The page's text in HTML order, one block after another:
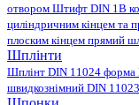
отвором Штифт DIN 1B
циліндричним кінцем та
плоским кінцем прямий
Шплінти
Шплінт DIN 11024 форма
швидкознімний DIN 11023